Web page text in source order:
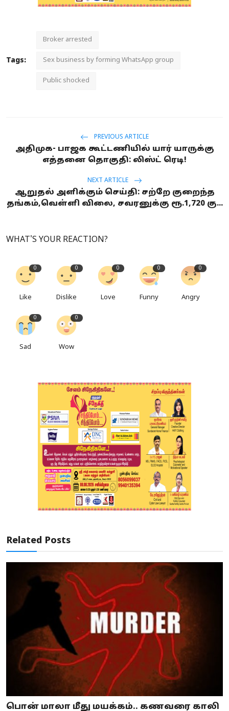
Tags:
Broker arrested
Sex business by forming WhatsApp group
Public shocked
PREVIOUS ARTICLE
அதிமுக- பாஜக கூட்டணியில் யார் யாருக்கு
எத்தனை தொகுதி: லிஸ்ட் ரெடி!
NEXT ARTICLE
ஆறுதல் அளிக்கும் செய்தி: சற்றே குறைந்த
தங்கம்,வெள்ளி விலை, சவரனுக்கு ரூ.1,720 கு...
WHAT'S YOUR REACTION?
0
Like
0
Dislike
0
Love
0
Funny
0
Angry
0
Sad
0
Wow
Related Posts
பொன் மாலா மீது மயக்கம்.. கணவரை காலி